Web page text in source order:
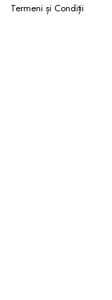
Termeni și Condiții